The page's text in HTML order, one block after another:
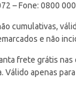
– Fone: 0800
cumulativas,
e não
frete grátis
Válido apenas